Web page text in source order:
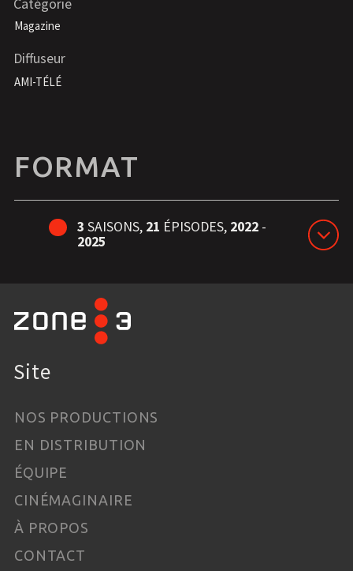
Magazine
Diffuseur
AMI-TÉLÉ
FORMAT
3 SAISONS, 21 ÉPISODES, 2022-
2025
Site
NOS PRODUCTIONS
EN DISTRIBUTION
ÉQUIPE
CINÉMAGINAIRE
À PROPOS
CONTACT